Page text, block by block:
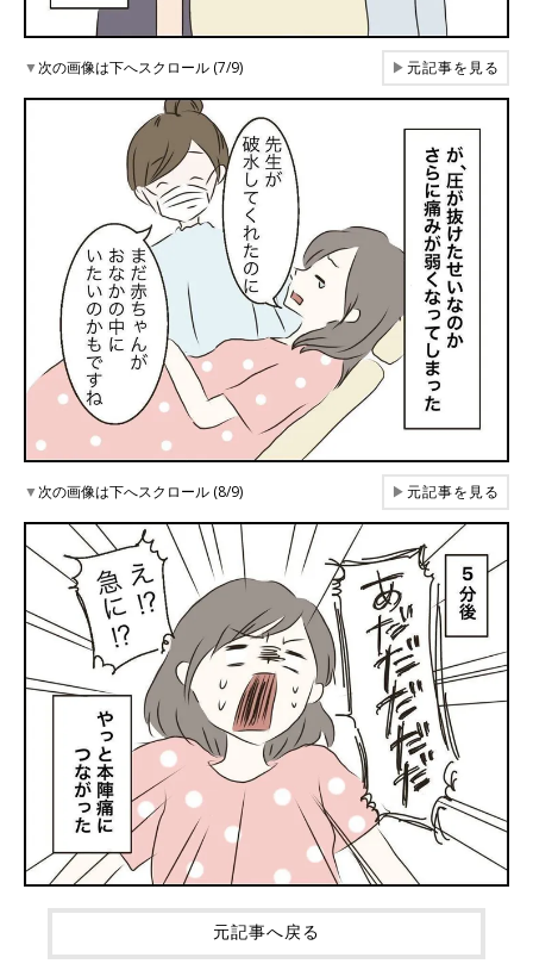
▼次の画像は下へスクロール (7/9) ▶元記事を見る
▼次の画像は下へスクロール (8/9) ▶元記事を見る
元記事へ戻る